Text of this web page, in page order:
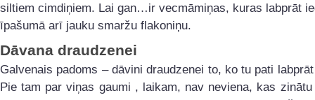
siltiem cimdiņiem. Lai gan…ir vecmāmiņas, kuras labprāt
īpašumā arī jauku smaržu flakoniņu.
Dāvana draudzenei
Galvenais padoms – dāvini draudzenei to, ko tu pati
Pie tam par viņas gaumi , laikam, nav neviena, kas